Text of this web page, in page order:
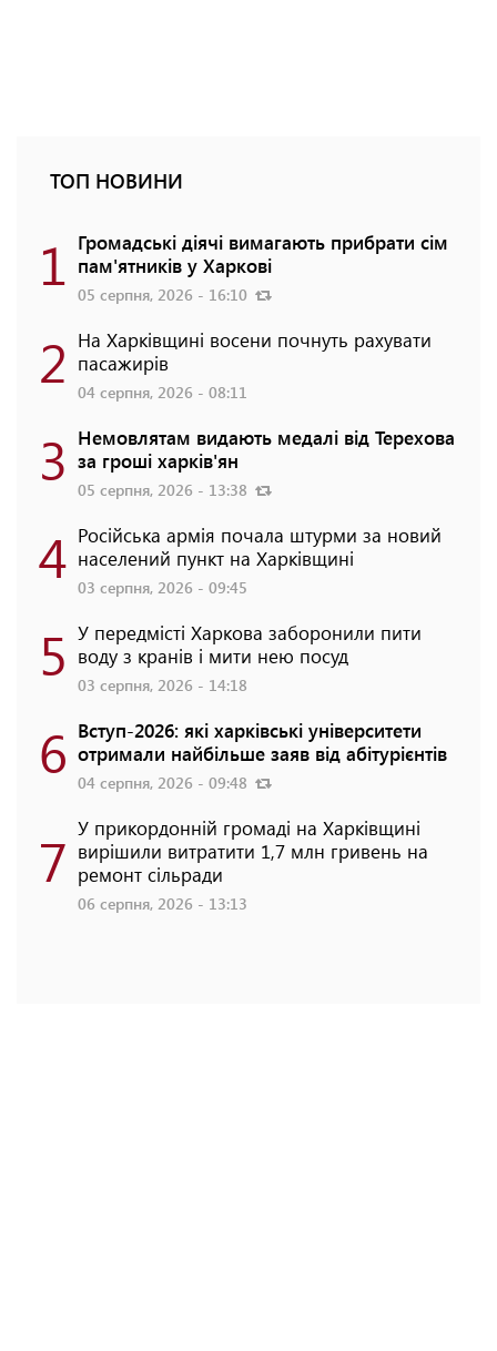
ТОП НОВИНИ
1 Громадські діячі вимагають прибрати сім
пам'ятників у Харкові
05 серпня, 2026 - 16:10
2 На Харківщині восени почнуть рахувати
пасажирів
04 серпня, 2026 - 08:11
3 Немовлятам видають медалі від Терехова
за гроші харків'ян
05 серпня, 2026 - 13:38
4 Російська армія почала штурми за новий
населений пункт на Харківщині
03 серпня, 2026 - 09:45
5 У передмісті Харкова заборонили пити
воду з кранів і мити нею посуд
03 серпня, 2026 - 14:18
6 Вступ-2026: які харківські університети
отримали найбільше заяв від абітурієнтів
04 серпня, 2026 - 09:48
7 У прикордонній громаді на Харківщині
вирішили витратити 1,7 млн гривень на
ремонт сільради
06 серпня, 2026 - 13:13